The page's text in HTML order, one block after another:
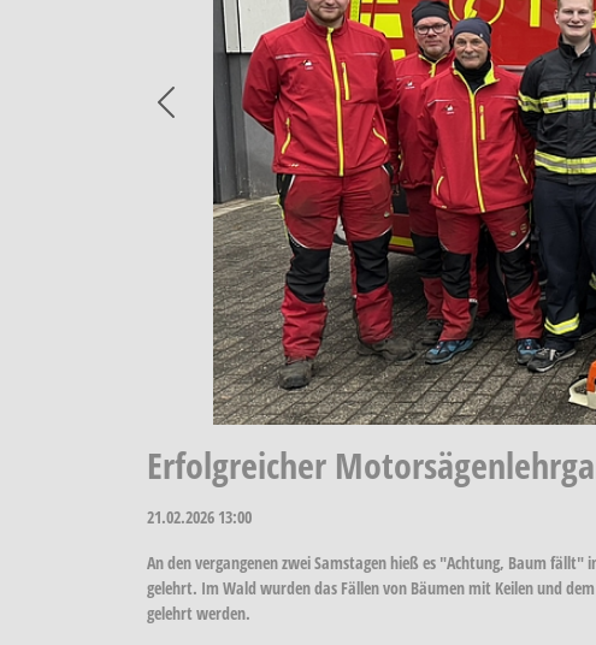
Previous
Erfolgreicher
21.02.2026 13:00
An den vergangenen zwei Samstagen hieß es "Achtung, Baum
gelehrt. Im Wald wurden das Fällen von Bäumen mit Keilen und
gelehrt werden.